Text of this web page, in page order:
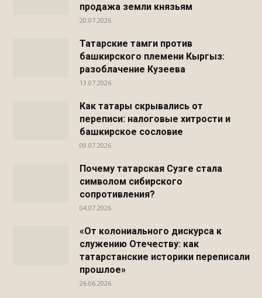
продажа земли князьям
20.07.2026
Татарские тамги против
башкирского племени Кыргыз:
разоблачение Кузеева
13.07.2026
Как татары скрывались от
переписи: налоговые хитрости и
башкирское сословие
09.07.2026
Почему татарская Сузге стала
символом сибирского
сопротивления?
04.07.2026
«От колониального дискурса к
служению Отечеству: как
татарстанские историки переписали
прошлое»
26.06.2026